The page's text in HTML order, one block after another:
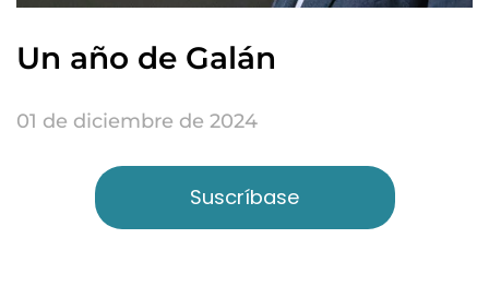
Un año de Galán
01 de diciembre de 2024
Suscríbase